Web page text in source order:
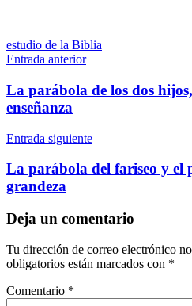
estudio de la Biblia
Navegación
de
entradas
Entrada anterior
La parábola de los dos
enseñanza
Entrada siguiente
La parábola del fariseo y el
grandeza
Deja un comentario
Tu dirección de correo electrónico
obligatorios están marcados con *
Comentario *